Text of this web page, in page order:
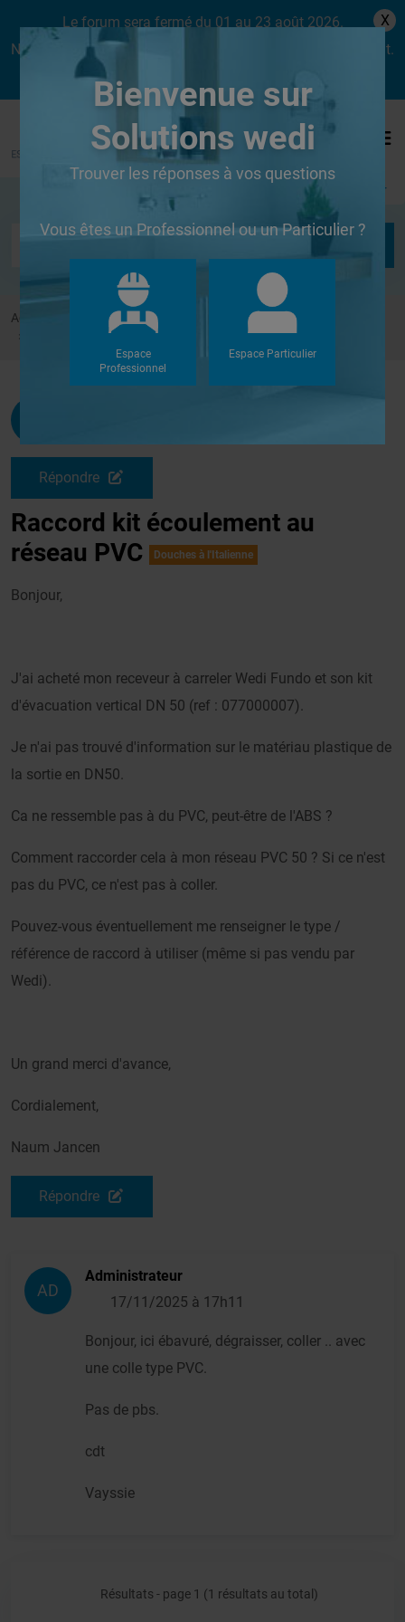
Le forum sera fermé du 01 au 23 août 2026.
Nous aurons le plaisir de vous retrouver dès le lundi 24 août.
X
Se connecter
Accueil Forums
Douches à l'Italienne
Raccord kit écoulement au réseau PVC
Répondre
Raccord kit écoulement au
réseau PVC
Douches à l'Italienne
Bonjour,
J'ai acheté mon receveur à carreler Wedi Fundo et son kit
d'évacuation vertical DN 50 (ref : 077000007).
Je n'ai pas trouvé d'information sur le matériau plastique de
la sortie en DN50.
Ca ne ressemble pas à du PVC, peut-être de l'ABS ?
Comment raccorder cela à mon réseau PVC 50 ? Si ce n'est
pas du PVC, ce n'est pas à coller.
Pouvez-vous éventuellement me renseigner le type /
référence de raccord à utiliser (même si pas vendu par
Wedi).
Un grand merci d'avance,
Cordialement,
Naum Jancen
Répondre
AD
Administrateur
17/11/2025 à 17h11
Bonjour, ici ébavuré, dégraisser, coller .. avec
une colle type PVC.
Pas de pbs.
cdt
Vayssie
Résultats - page 1 (1 résultats au total)
Bienvenue sur
Solutions wedi
Trouver les réponses à vos questions
Vous êtes un Professionnel ou un Particulier ?
Espace
Professionnel
Espace Particulier